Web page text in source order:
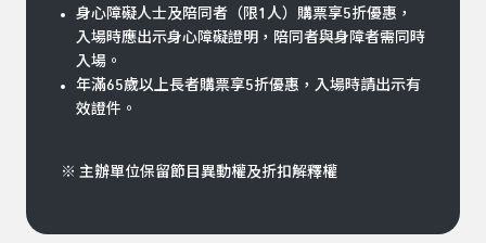
身心障礙人士及陪同者（限1人）購票享5折優惠，
入場時應出示身心障礙證明，陪同者與身障者需同時
入場。
年滿65歲以上長者購票享5折優惠，入場時請出示有
效證件。
※ 主辦單位保留節目異動權及折扣解釋權